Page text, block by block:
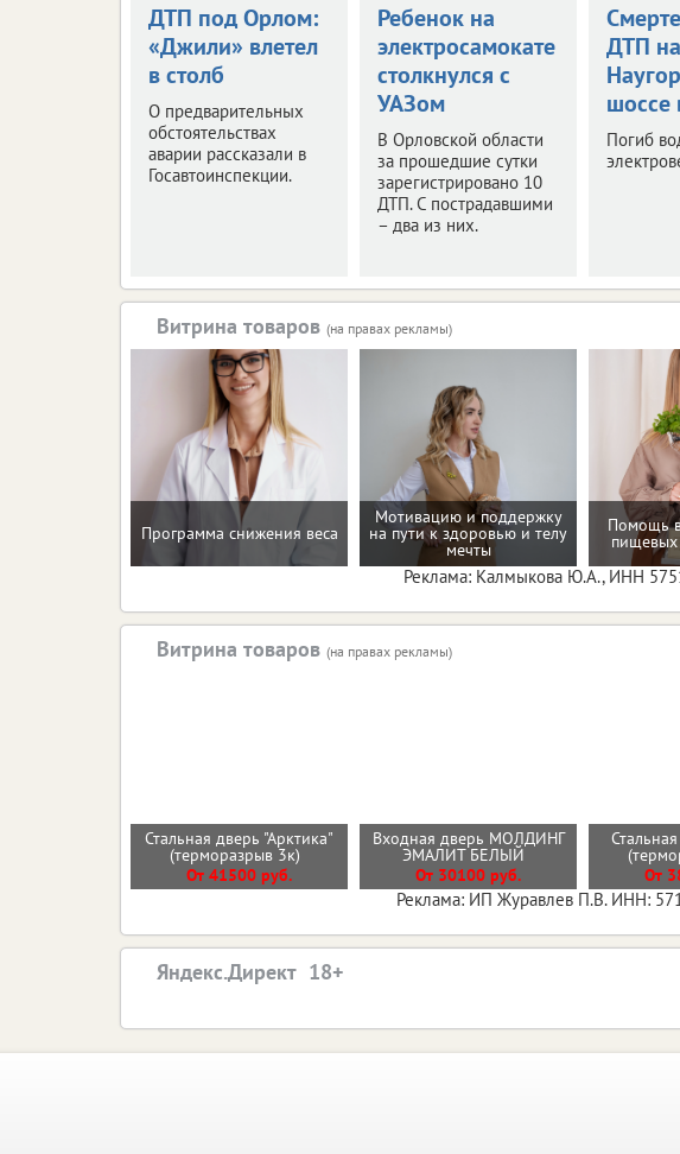
ДТП под Орлом:
«Джили» влетел
в столб
О предварительных
обстоятельствах
аварии рассказали в
Госавтоинспекции.
Ребенок на
электросамокате
столкнулся с
УАЗом
В Орловской области
за прошедшие сутки
зарегистрировано 10
ДТП. С пострадавшими
– два из них.
ДТП на
шоссе
Погиб
Витрина товаров (на правах рекламы)
Программа снижения веса
Мотивацию и поддержку
на пути к здоровью и телу
мечты
Помощь
пищевых
Реклама: Калмыкова Ю.А., ИНН
Витрина товаров (на правах рекламы)
Стальная дверь "Арктика"
(терморазрыв 3к)
От 41500 руб.
Входная дверь МОЛДИНГ
ЭМАЛИТ БЕЛЫЙ
От 30100 руб.
От
Реклама: ИП Журавлев П.В. ИНН:
Яндекс.Директ